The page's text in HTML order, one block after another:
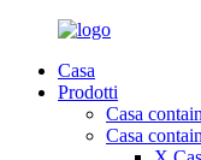
Casa
Prodotti
Casa
Casa